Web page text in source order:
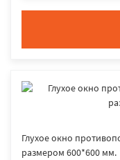
Глухое окно
размером 600*600 мм.